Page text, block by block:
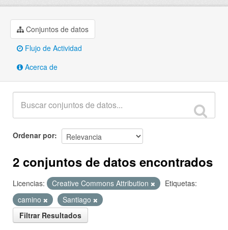
Conjuntos de datos
Flujo de Actividad
Acerca de
Ordenar por
2 conjuntos de datos encontrados
Licencias: Creative Commons Attribution
Etiquetas:
camino
Santiago
Filtrar Resultados